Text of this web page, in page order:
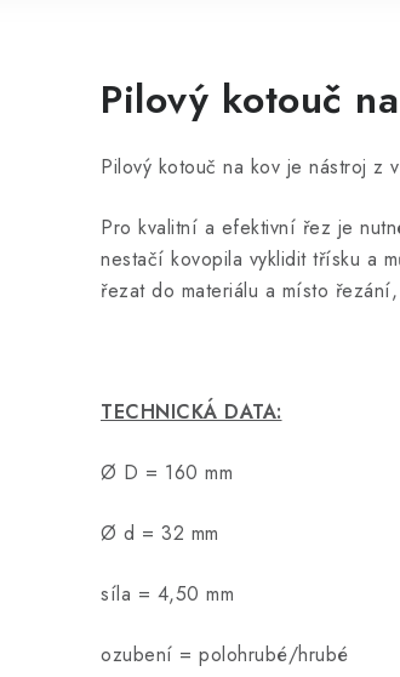
Pilový kotouč
Pilový kotouč na kov je nástroj z
Pro kvalitní a efektivní řez je
nestačí kovopila vyklidit třísku a
řezat do materiálu a místo
TECHNICKÁ DATA:
Ø D = 160 mm
Ø d = 32 mm
síla = 4,50 mm
ozubení = polohrubé/hrubé